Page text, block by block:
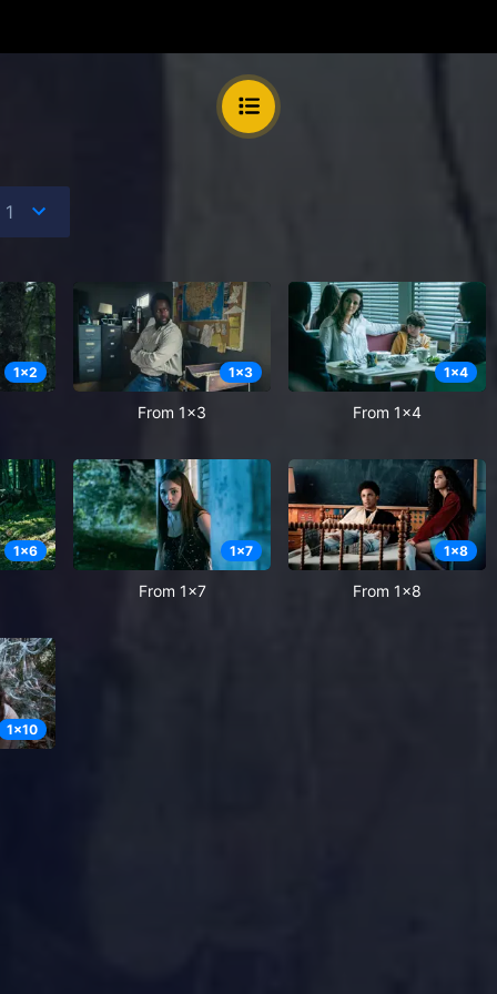
1x2 1x3
From 1x3
1x4
From 1x4
1x6 1x7
From 1x7
1x8
From 1x8
1x10